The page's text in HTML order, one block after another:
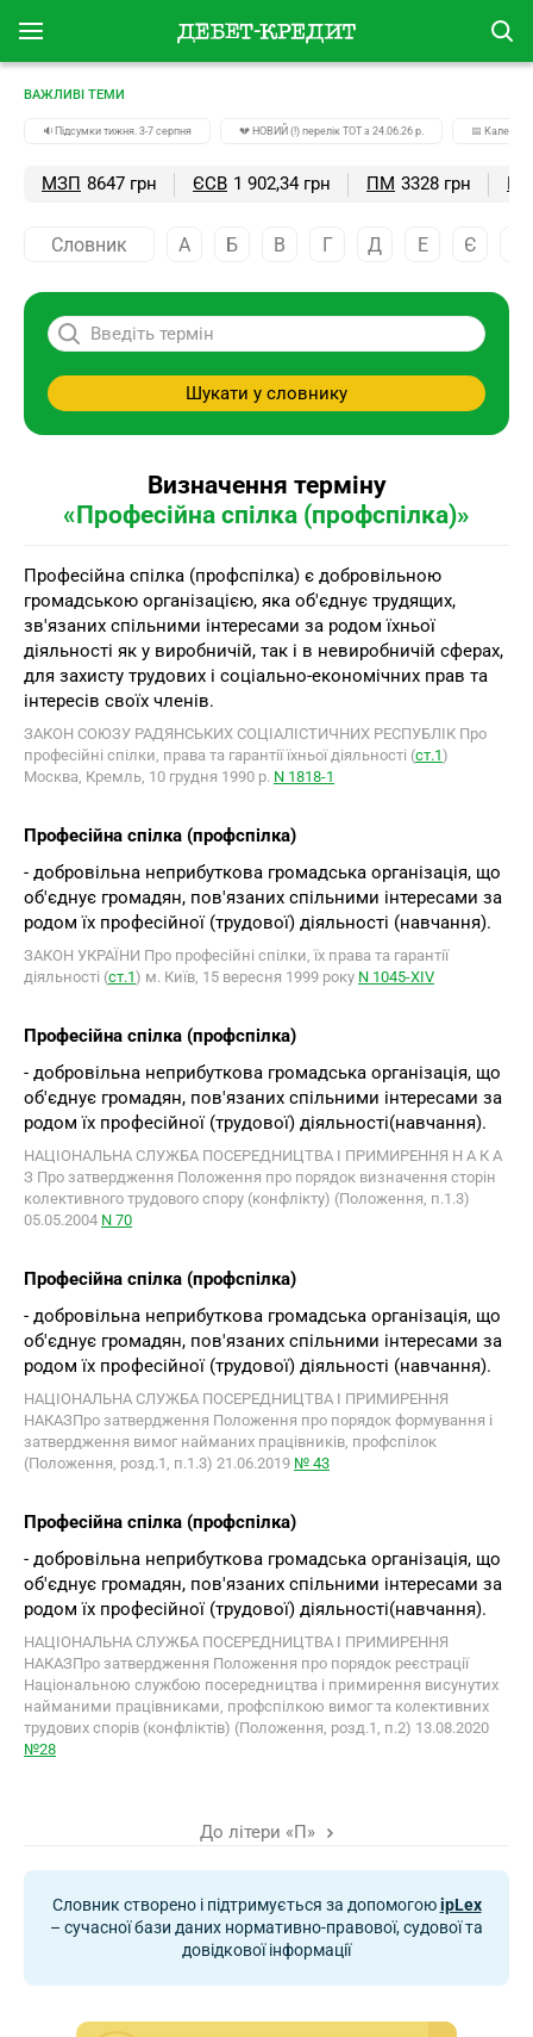
ВАЖЛИВІ ТЕМИ
🔉Підсумки тижня. 3-7 серпня 💔 НОВИЙ (!) перелік ТОТ з 24.06.26 р. 📅
МЗП 8647 грн ЄСВ 1 902,34 грн ПМ 3328 грн
Словник А Б В Г Д Е Є
Шукати у словнику
Визначення терміну
«Професійна спілка (профспілка)»
Професійна спілка (профспілка) є добровільною
громадською організацією, яка об'єднує трудящих,
зв'язаних спільними інтересами за родом їхньої
діяльності як у виробничій, так і в невиробничій сферах,
для захисту трудових і соціально-економічних прав та
інтересів своїх членів.
ЗАКОН СОЮЗУ РАДЯНСЬКИХ СОЦІАЛІСТИЧНИХ РЕСПУБЛІК Про
професійні спілки, права та гарантії їхньої діяльності (ст.1)
Москва, Кремль, 10 грудня 1990 р. N 1818-1
Професійна спілка (профспілка)
- добровільна неприбуткова громадська організація, що
об'єднує громадян, пов'язаних спільними інтересами за
родом їх професійної (трудової) діяльності (навчання).
ЗАКОН УКРАЇНИ Про професійні спілки, їх права та гарантії
діяльності (ст.1) м. Київ, 15 вересня 1999 року N 1045-XIV
Професійна спілка (профспілка)
- добровільна неприбуткова громадська організація, що
об'єднує громадян, пов'язаних спільними інтересами за
родом їх професійної (трудової) діяльності(навчання).
НАЦІОНАЛЬНА СЛУЖБА ПОСЕРЕДНИЦТВА І ПРИМИРЕННЯ Н А К А
З Про затвердження Положення про порядок визначення сторін
колективного трудового спору (конфлікту) (Положення, п.1.3)
05.05.2004 N 70
Професійна спілка (профспілка)
- добровільна неприбуткова громадська організація, що
об'єднує громадян, пов'язаних спільними інтересами за
родом їх професійної (трудової) діяльності (навчання).
НАЦІОНАЛЬНА СЛУЖБА ПОСЕРЕДНИЦТВА І ПРИМИРЕННЯ
НАКАЗПро затвердження Положення про порядок формування і
затвердження вимог найманих працівників, профспілок
(Положення, розд.1, п.1.3) 21.06.2019 № 43
Професiйна спiлка (профспiлка)
- добровiльна неприбуткова громадська органiзацiя, що
об'єднує громадян, пов'язаних спiльними iнтересами за
родом їх професiйної (трудової) дiяльностi(навчання).
НАЦІОНАЛЬНА СЛУЖБА ПОСЕРЕДНИЦТВА І ПРИМИРЕННЯ
НАКАЗПро затвердження Положення про порядок реєстрації
Національною службою посередництва і примирення висунутих
найманими працівниками, профспілкою вимог та колективних
трудових спорів (конфліктів) (Положення, розд.1, п.2) 13.08.2020
№28
До літери «П»
Словник створено і підтримується за допомогоюipLex
– сучасної бази даних нормативно-правової, судової та
довідкової інформації